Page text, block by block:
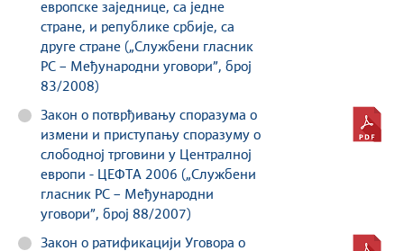
европске заједнице, са једне
стране, и републике србије, са
друге стране („Службени гласник
РС – Међународни уговори”, број
83/2008)
Закон о потврђивању споразума о
измени и приступању споразуму о
слободној трговини у Централној
европи - ЦЕФТА 2006 („Службени
гласник РС – Међународни
уговори”, број 88/2007)
Закон о ратификацији Уговора о